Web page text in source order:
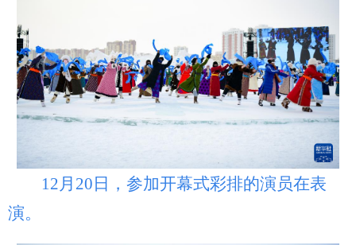
12月20日，参加开幕式彩排的演员在表
演。